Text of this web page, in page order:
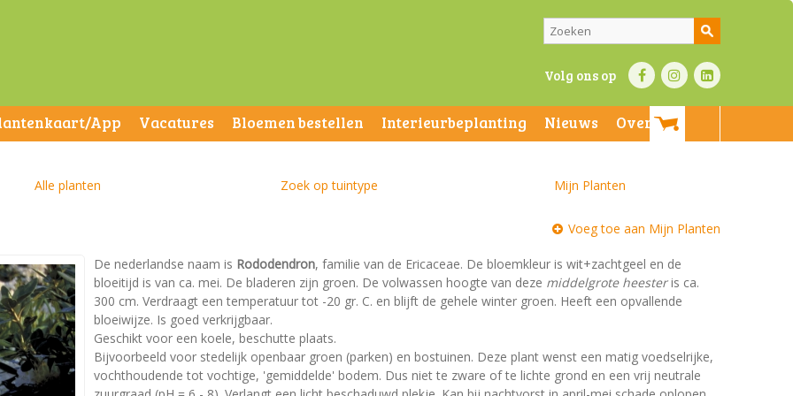
Volg ons op
App Vacatures Bloemen bestellen Interieurbeplanting Nieuws
Over ons
Alle planten Zoek op tuintype Mijn Planten
Voeg toe aan Mijn Planten
De nederlandse naam is Rododendron, familie van de Ericaceae. De bloemkleur is wit+zachtgeel en de
bloeitijd is van ca. mei. De bladeren zijn groen. De volwassen hoogte van deze middelgrote heesteris ca.
300 cm. Verdraagt een temperatuur tot -20 gr. C. en blijft de gehele winter groen. Heeft een opvallende
bloeiwijze. Is goed verkrijgbaar.
Geschikt voor een koele, beschutte plaats.
Bijvoorbeeld voor stedelijk openbaar groen (parken) en bostuinen. Deze plant wenst een matig voedselrijke,
vochthoudende tot vochtige, 'gemiddelde' bodem. Dus niet te zware of te lichte grond en een vrij neutrale